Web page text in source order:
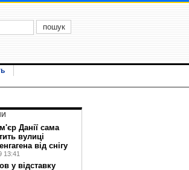
Данії сама
вулиці
від снігу
13:41
у відставку